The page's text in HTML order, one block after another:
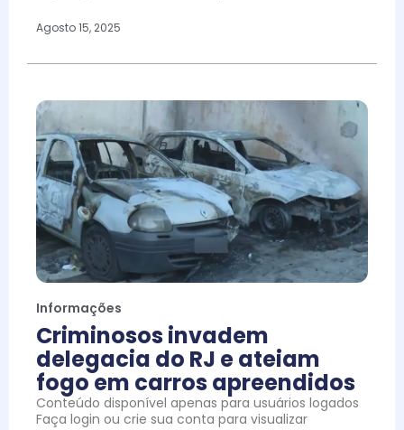
Agosto 15, 2025
Informações
Criminosos invadem
delegacia do RJ e ateiam
fogo em carros apreendidos
Conteúdo disponível apenas para usuários logados
Faça login ou crie sua conta para visualizar